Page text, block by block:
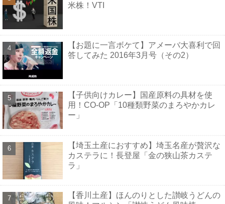
米株！VTI
【お題に一言ボケて】アメーバ大喜利で回
答してみた 2016年3月号（その2）
【子供向けカレー】国産原料の具材を使
用！CO-OP「10種類野菜のまろやかカレ
ー」
【埼玉土産におすすめ】埼玉名産が贅沢な
カステラに！長登屋「金の狭山茶カステ
ラ」
【香川土産】ほんのりとした讃岐うどんの